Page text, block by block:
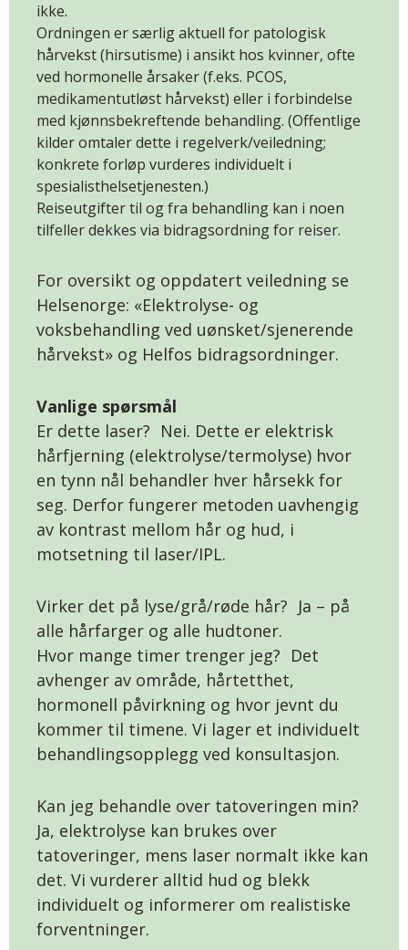
ikke.
Ordningen er særlig aktuell for patologisk
hårvekst (hirsutisme) i ansikt hos kvinner, ofte
ved hormonelle årsaker (f.eks. PCOS,
medikamentutløst hårvekst) eller i forbindelse
med kjønnsbekreftende behandling. (Offentlige
kilder omtaler dette i regelverk/veiledning;
konkrete forløp vurderes individuelt i
spesialisthelsetjenesten.)
Reiseutgifter til og fra behandling kan i noen
tilfeller dekkes via bidragsordning for reiser.
For oversikt og oppdatert veiledning se
Helsenorge: «Elektrolyse- og
voksbehandling ved uønsket/sjenerende
hårvekst» og Helfos bidragsordninger.
Vanlige spørsmål
Er dette laser? Nei. Dette er elektrisk
hårfjerning (elektrolyse/termolyse) hvor
en tynn nål behandler hver hårsekk for
seg. Derfor fungerer metoden uavhengig
av kontrast mellom hår og hud, i
motsetning til laser/IPL.
Virker det på lyse/grå/røde hår? Ja – på
alle hårfarger og alle hudtoner.
Hvor mange timer trenger jeg? Det
avhenger av område, hårtetthet,
hormonell påvirkning og hvor jevnt du
kommer til timene. Vi lager et individuelt
behandlingsopplegg ved konsultasjon.
Kan jeg behandle over tatoveringen min?
Ja, elektrolyse kan brukes over
tatoveringer, mens laser normalt ikke kan
det. Vi vurderer alltid hud og blekk
individuelt og informerer om realistiske
forventninger.